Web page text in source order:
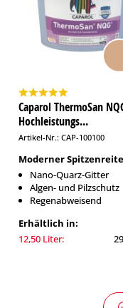
Caparol ThermoSan
Hochleistungs...
Artikel-Nr.: CAP-100100
Moderner
Nano-Quarz-Gitter
Algen- und Pilzschutz
Regenabweisend
Erhältlich in:
12,50 Liter: